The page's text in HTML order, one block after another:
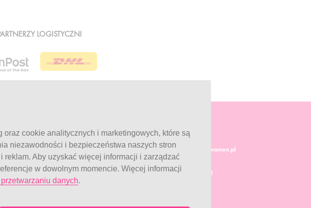
LOGISTYCZNI
KONTAKT
Obsługa klienta:
pon. - pt.: 7:00 - 18:00
telefon: 77 544 60 13
Obsługa klienta:
info@fitwomen.pl
Reklamacje:
reklamacje@fitwomen.pl
cookie analitycznych i marketingowych, które są
niezawodności i bezpieczeństwa naszych stron
Aby uzyskać więcej informacji i zarządzać
w dowolnym momencie. Więcej informacji
danych.